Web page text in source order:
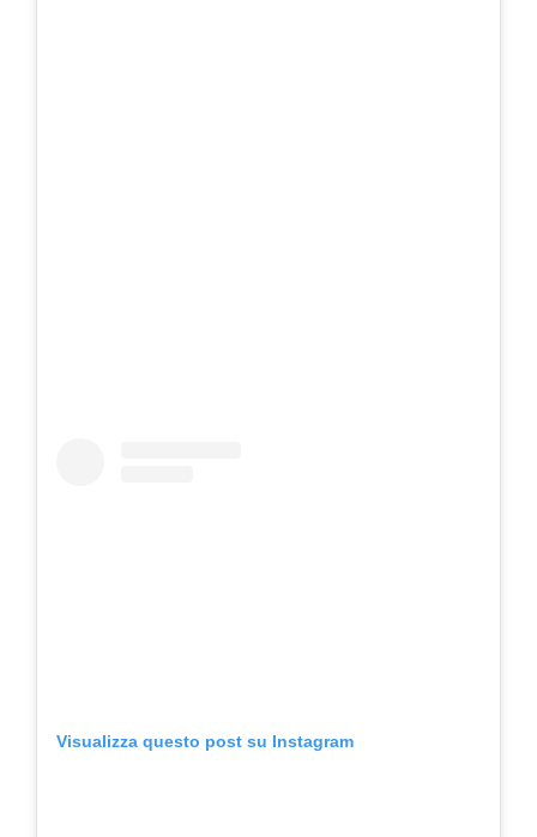
Visualizza questo post su Instagram